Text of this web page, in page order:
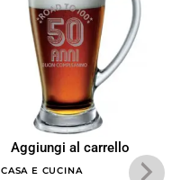
Aggiungi al carrello
CASA E CUCINA